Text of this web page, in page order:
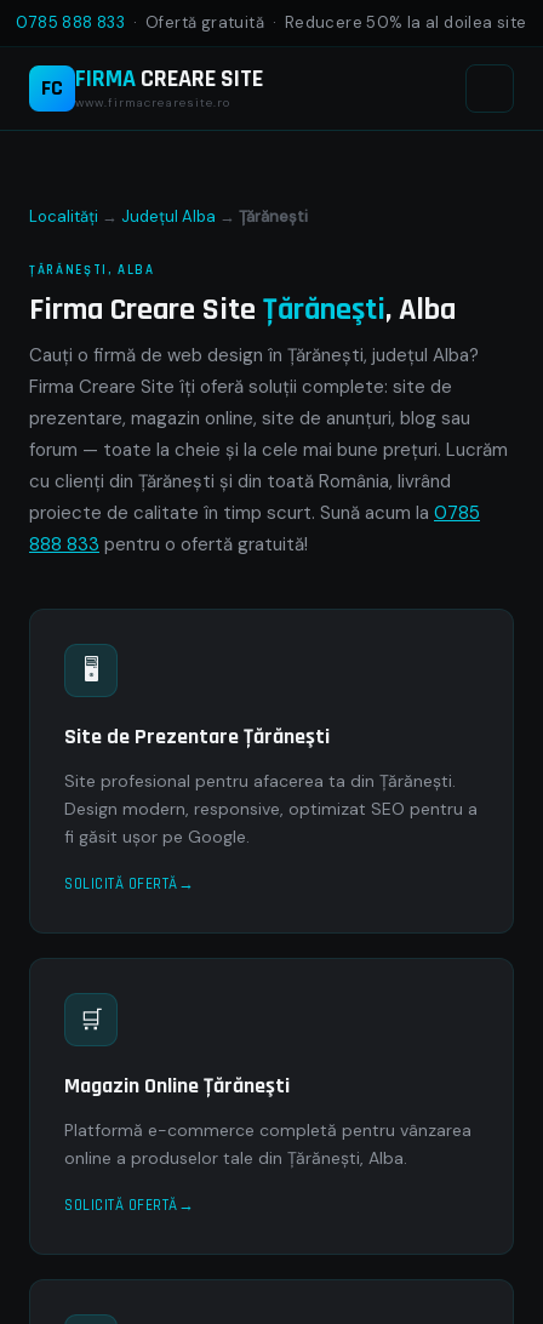
0785 888 833 · Ofertă gratuită · Reducere 50% la al doilea site
FC FIRMACREARE SITE
www.firmacrearesite.ro
Localități → Județul Alba → Ţărăneşti
ŢĂRĂNEŞTI, ALBA
Firma Creare Site Ţărăneşti, Alba
Cauți o firmă de web design în Ţărăneşti, județul Alba?
Firma Creare Site îți oferă soluții complete: site de
prezentare, magazin online, site de anunțuri, blog sau
forum — toate la cheie și la cele mai bune prețuri. Lucrăm
cu clienți din Ţărăneşti și din toată România, livrând
proiecte de calitate în timp scurt. Sună acum la 0785
888 833 pentru o ofertă gratuită!
🖥
Site de Prezentare Ţărăneşti
Site profesional pentru afacerea ta din Ţărăneşti.
Design modern, responsive, optimizat SEO pentru a
fi găsit ușor pe Google.
SOLICITĂ OFERTĂ
🛒
Magazin Online Ţărăneşti
Platformă e-commerce completă pentru vânzarea
online a produselor tale din Ţărăneşti, Alba.
SOLICITĂ OFERTĂ